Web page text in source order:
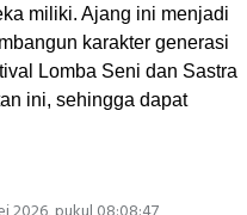
miliki. Ajang ini menjadi
karakter generasi
Lomba Seni dan Sastra
ini, sehingga dapat